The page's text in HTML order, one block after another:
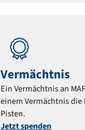
Vermächtnis
Ein Vermächtnis an
einem Vermächtnis
Pisten.
Jetzt spenden